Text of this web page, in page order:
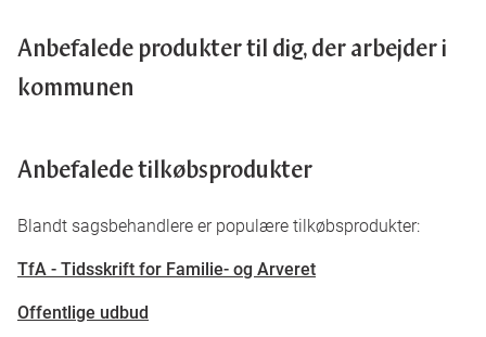
Anbefalede produkter til dig, der arbejder i
kommunen
Anbefalede tilkøbsprodukter
Blandt sagsbehandlere er populære tilkøbsprodukter:
TfA - Tidsskrift for Familie- og Arveret
Offentlige udbud